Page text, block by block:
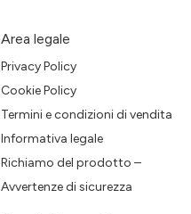
Area legale
Privacy Policy
Cookie Policy
Termini e condizioni di vendita
Informativa legale
Richiamo del prodotto –
Avvertenze di sicurezza